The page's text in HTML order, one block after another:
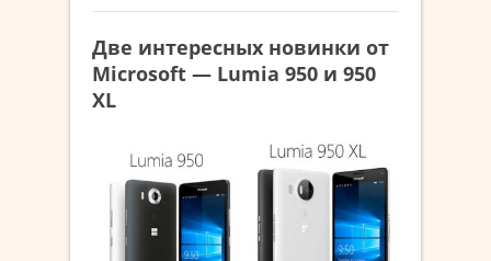
Две интересных новинки от
Microsoft — Lumia 950 и 950
XL